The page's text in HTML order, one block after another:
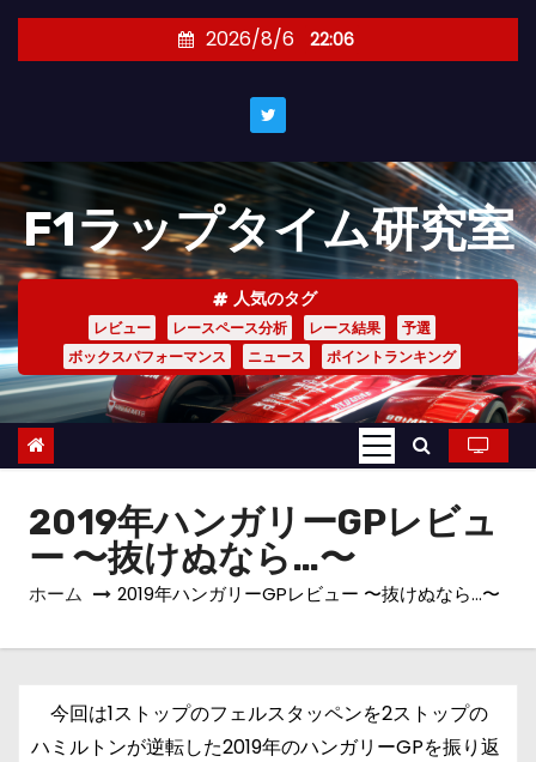
キ
ッ
プ
2026/8/6 22:06
F1ラップタイム研究室
人気のタグ
レビュー レースペース分析 レース結果
予選
ボックスパフォーマンス
ニュース ポイントランキング
2019年ハンガリーGPレビュ
ー 〜抜けぬなら…〜
ホーム 2019年ハンガリーGPレビュー 〜抜けぬなら…〜
今回は1ストップのフェルスタッペンを2ストップの
ハミルトンが逆転した2019年のハンガリーGPを振り返